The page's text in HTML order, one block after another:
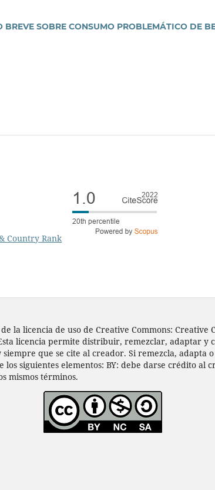
SOBRE CONSUMO PROBLEMÁTICO DE
la licencia de uso de Creative Commons: Creative
licencia permite distribuir, remezclar, adaptar
que se cite al creador. Si remezcla,
los siguientes elementos: BY: debe darse crédito al
mismos términos.